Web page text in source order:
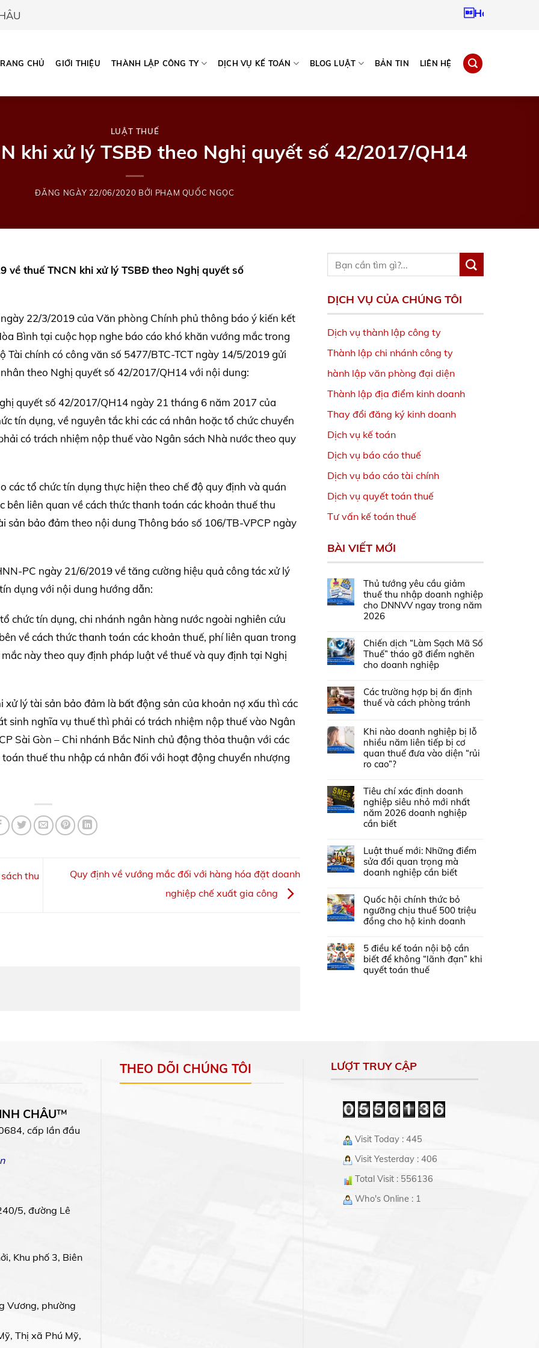
Hotline:
CHỦ GIỚI THIỆU THÀNH LẬP CÔNG TY DỊCH VỤ KẾ TOÁN BLOG LUẬT BẢN TIN LIÊN HỆ
LUẬT THUẾ
khi xử lý TSBĐ theo Nghị quyết số 42/2017/QH14
ĐĂNG NGÀY 22/06/2020 BỞI PHẠM QUỐC NGỌC
về thuế TNCN khi xử lý TSBĐ theo Nghị quyết số
22/3/2019 của Văn phòng Chính phủ thông báo ý kiến kết
Bình tại cuộc họp nghe báo cáo khó khăn vướng mắc trong
chính có công văn số 5477/BTC-TCT ngày 14/5/2019 gửi
theo Nghị quyết số 42/2017/QH14 với nội dung:
quyết số 42/2017/QH14 ngày 21 tháng 6 năm 2017 của
tín dụng, về nguyên tắc khi các cá nhân hoặc tổ chức chuyển
có trách nhiệm nộp thuế vào Ngân sách Nhà nước theo quy
tổ chức tín dụng thực hiện theo chế độ quy định và quán
liên quan về cách thức thanh toán các khoản thuế thu
bảo đảm theo nội dung Thông báo số 106/TB-VPCP ngày
PC ngày 21/6/2019 về tăng cường hiệu quả công tác xử lý
dụng với nội dung hướng dẫn:
chức tín dụng, chi nhánh ngân hàng nước ngoài nghiên cứu
về cách thức thanh toán các khoản thuế, phí liên quan trong
này theo quy định pháp luật về thuế và quy định tại Nghị
lý tài sản bảo đảm là bất động sản của khoản nợ xấu thì các
sinh nghĩa vụ thuế thì phải có trách nhiệm nộp thuế vào Ngân
Sài Gòn – Chi nhánh Bắc Ninh chủ động thỏa thuận với các
thuế thu nhập cá nhân đối với hoạt động chuyển nhượng
thu
Quy định về vướng mắc đối với hàng hóa đặt doanh
nghiệp chế xuất gia công
DỊCH VỤ CỦA CHÚNG TÔI
Dịch vụ thành lập công ty
Thành lập chi nhánh công ty
hành lập văn phòng đại diện
Thành lập địa điểm kinh doanh
Thay đổi đăng ký kinh doanh
Dịch vụ kế toán
Dịch vụ báo cáo thuế
Dịch vụ báo cáo tài chính
Dịch vụ quyết toán thuế
Tư vấn kế toán thuế
BÀI VIẾT MỚI
Thủ tướng yêu cầu giảm
thuế thu nhập doanh nghiệp
cho DNNVV ngay trong năm
2026
Chiến dịch “Làm Sạch Mã Số
Thuế” tháo gỡ điểm nghẽn
cho doanh nghiệp
Các trường hợp bị ấn định
thuế và cách phòng tránh
Khi nào doanh nghiệp bị lỗ
nhiều năm liên tiếp bị cơ
quan thuế đưa vào diện “rủi
ro cao”?
Tiêu chí xác định doanh
nghiệp siêu nhỏ mới nhất
năm 2026 doanh nghiệp
cần biết
Luật thuế mới: Những điểm
sửa đổi quan trọng mà
doanh nghiệp cần biết
Quốc hội chính thức bỏ
ngưỡng chịu thuế 500 triệu
đồng cho hộ kinh doanh
5 điều kế toán nội bộ cần
biết để không “lãnh đạn” khi
quyết toán thuế
CHÂU™
cấp lần đầu
5, đường Lê
Khu phố 3, Biên
Vương, phường
Thị xã Phú Mỹ,
THEO DÕI CHÚNG TÔI LƯỢT TRUY CẬP
Visit Today : 445
Visit Yesterday : 406
Total Visit : 556136
Who's Online : 1